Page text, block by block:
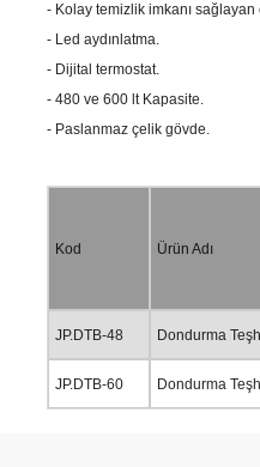
- Kolay temizlik imkanı sağlayan
- Led aydınlatma.
- Dijital termostat.
- 480 ve 600 lt Kapasite.
- Paslanmaz çelik gövde.
Kod Ürün Adı
JP.DTB-48 Dondurma
JP.DTB-60 Dondurma